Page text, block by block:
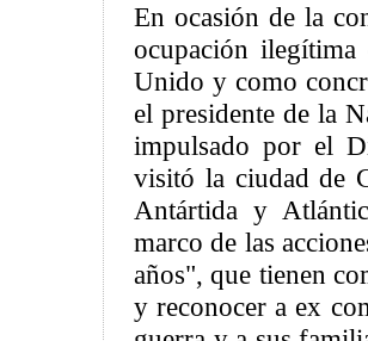
En ocasión de la
ocupación
Unido y como
el presidente de la
impulsado por el
visitó la ciudad de
Antártida y
marco de las
años", que tienen
y reconocer a ex